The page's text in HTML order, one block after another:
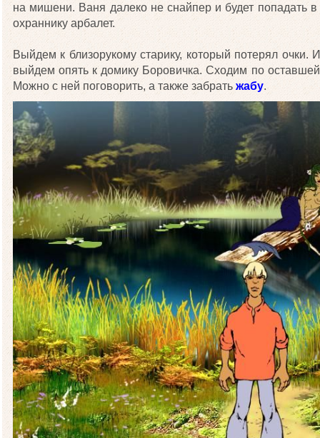
на мишени. Ваня далеко не снайпер и будет попадать
охраннику арбалет.
Выйдем к близорукому старику, который потерял
выйдем опять к домику Боровичка. Сходим по
Можно с ней поговорить, а также забрать жабу.